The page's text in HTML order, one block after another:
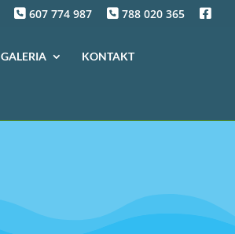
607 774 987 788 020 365 f
b
GALERIA KONTAKT